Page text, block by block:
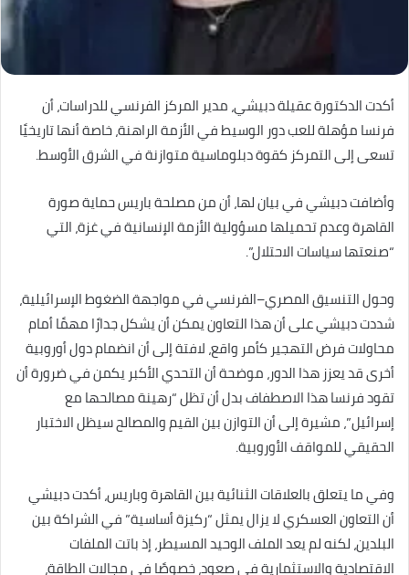
أكدت الدكتورة عقيلة دبيشي، مدير المركز الفرنسي للدراسات، أن
فرنسا مؤهلة للعب دور الوسيط في الأزمة الراهنة، خاصة أنها تاريخيًا
تسعى إلى التمركز كقوة دبلوماسية متوازنة في الشرق الأوسط.
وأضافت دبيشي في بيان لها، أن من مصلحة باريس حماية صورة
القاهرة وعدم تحميلها مسؤولية الأزمة الإنسانية في غزة، التي
“صنعتها سياسات الاحتلال”.
وحول التنسيق المصري–الفرنسي في مواجهة الضغوط الإسرائيلية،
شددت دبيشي على أن هذا التعاون يمكن أن يشكل جدارًا مهمًا أمام
محاولات فرض التهجير كأمر واقع، لافتة إلى أن انضمام دول أوروبية
أخرى قد يعزز هذا الدور، موضحة أن التحدي الأكبر يكمن في ضرورة أن
تقود فرنسا هذا الاصطفاف بدل أن تظل “رهينة مصالحها مع
إسرائيل”، مشيرة إلى أن التوازن بين القيم والمصالح سيظل الاختبار
الحقيقي للمواقف الأوروبية.
وفي ما يتعلق بالعلاقات الثنائية بين القاهرة وباريس، أكدت دبيشي
أن التعاون العسكري لا يزال يمثل “ركيزة أساسية” في الشراكة بين
البلدين، لكنه لم يعد الملف الوحيد المسيطر، إذ باتت الملفات
الاقتصادية والاستثمارية في صعود، خصوصًا في مجالات الطاقة،